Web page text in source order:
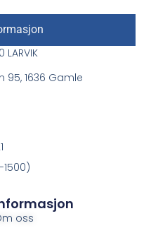
oss
LARVIK
95, 1636 Gamle